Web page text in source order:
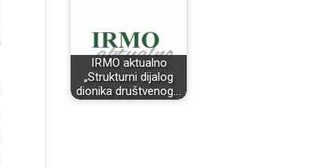
IRMO aktualno
„Strukturni dijalog
dionika društvenog…